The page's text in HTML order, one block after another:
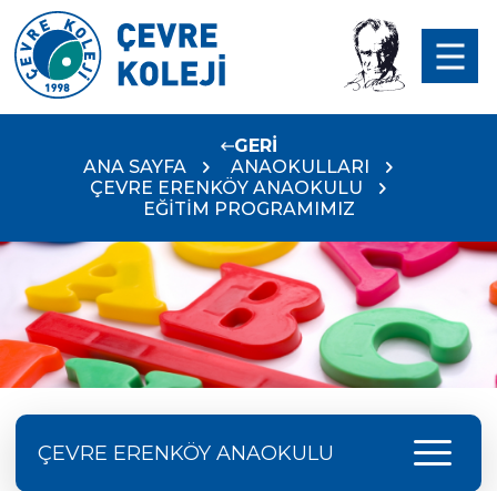
GERİ
ANA SAYFA
ANAOKULLARI
ÇEVRE ERENKÖY ANAOKULU
EĞİTİM PROGRAMIMIZ
ÇEVRE ERENKÖY ANAOKULU menu